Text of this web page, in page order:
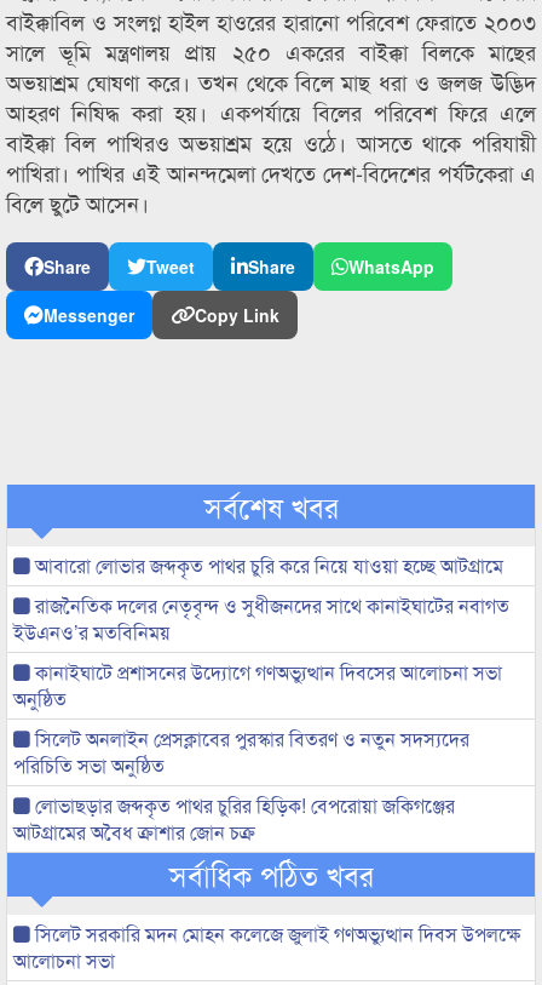
বাইক্কাবিল ও সংলগ্ন হাইল হাওরের হারানো পরিবেশ ফেরাতে ২০০৩
সালে ভূমি মন্ত্রণালয় প্রায় ২৫০ একরের বাইক্কা বিলকে মাছের
অভয়াশ্রম ঘোষণা করে। তখন থেকে বিলে মাছ ধরা ও জলজ উদ্ভিদ
আহরণ নিষিদ্ধ করা হয়। একপর্যায়ে বিলের পরিবেশ ফিরে এলে
বাইক্কা বিল পাখিরও অভয়াশ্রম হয়ে ওঠে। আসতে থাকে পরিযায়ী
পাখিরা। পাখির এই আনন্দমেলা দেখতে দেশ-বিদেশের পর্যটকেরা এ
বিলে ছুটে আসেন।
Share Tweet Share
WhatsApp
Messenger
Copy Link
সর্বশেষ খবর
আবারো লোভার জব্দকৃত পাথর চুরি করে নিয়ে যাওয়া হচ্ছে আটগ্রামে
রাজনৈতিক দলের নেতৃবৃন্দ ও সুধীজনদের সাথে কানাইঘাটের নবাগত
ইউএনও’র মতবিনিময়
কানাইঘাটে প্রশাসনের উদ্যোগে গণঅভ্যুত্থান দিবসের আলোচনা সভা
অনুষ্ঠিত
সিলেট অনলাইন প্রেসক্লাবের পুরস্কার বিতরণ ও নতুন সদস্যদের
পরিচিতি সভা অনুষ্ঠিত
লোভাছড়ার জব্দকৃত পাথর চুরির হিড়িক! বেপরোয়া জকিগঞ্জের
আটগ্রামের অবৈধ ক্রাশার জোন চক্র
সর্বাধিক পঠিত খবর
সিলেট সরকারি মদন মোহন কলেজে জুলাই গণঅভ্যুত্থান দিবস উপলক্ষে
আলোচনা সভা